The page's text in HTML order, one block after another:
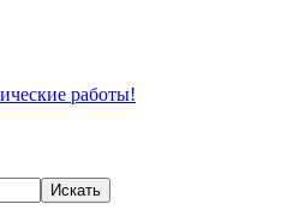
работы!